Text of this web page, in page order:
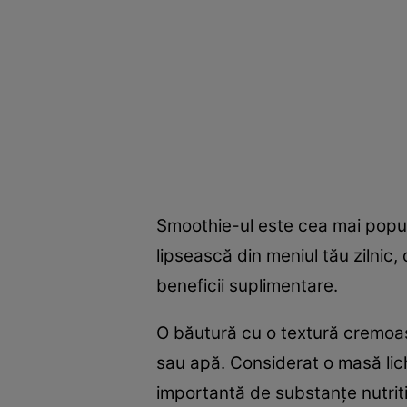
Smoothie-ul este cea mai
lipsească din meniul tău
beneficii suplimentare.
O băutură cu o textură
sau apă. Considerat o masă
importantă de substanțe